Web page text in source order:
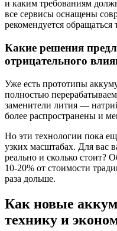
и каким требованиям
все сервисы оснащены
рекомендуется обращаться
Какие решения
отрицательного
Уже есть прототипы
полностью
заменители лития —
более распространены и
Но эти технологии пока
узких масштабах. Для вас
реально и сколько стоит?
10-20% от стоимости
раза дольше.
Как новые
технику и